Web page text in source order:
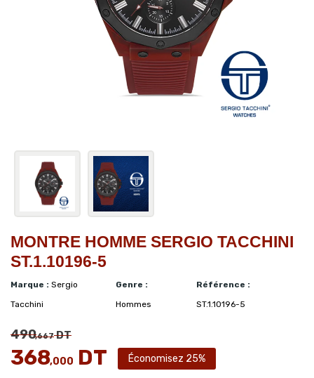
MONTRE HOMME SERGIO TACCHINI
ST.1.10196-5
Marque : Sergio
Tacchini
Genre :
Hommes
Référence :
ST.1.10196-5
490,667DT
368,000 DT Économisez 25%